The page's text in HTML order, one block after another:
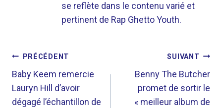
se reflète dans le contenu varié et
pertinent de Rap Ghetto Youth.
NAVIGATION
DE
L’ARTICLE
PRÉCÉDENT
Baby Keem remercie
Lauryn Hill d’avoir
dégagé l’échantillon de
SUIVANT
Benny The Butcher
promet de sortir le
« meilleur album de